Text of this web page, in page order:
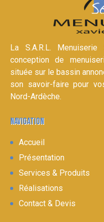
La S.A.R.L.
conception de
située sur le bassin
son savoir-faire pour
Nord-Ardèche.
NAVIGATION
Accueil
Présentation
Services & Produits
Réalisations
Contact & Devis